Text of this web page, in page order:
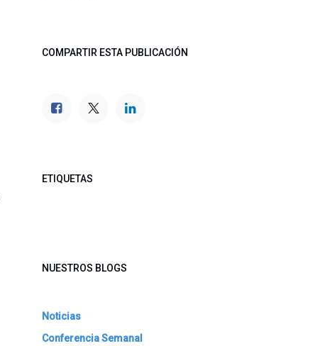
COMPARTIR ESTA PUBLICACIÓN
ETIQUETAS
NUESTROS BLOGS
Noticias
Conferencia Semanal